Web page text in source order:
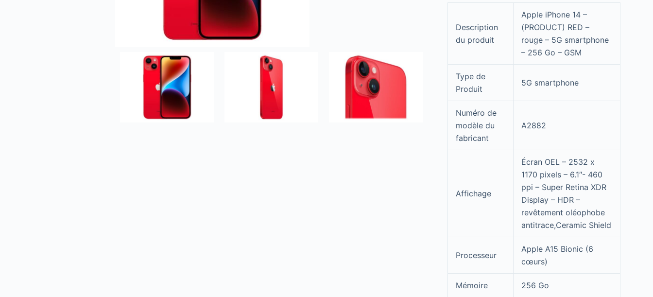
Description
du produit
Apple iPhone 14 –
(PRODUCT) RED –
rouge – 5G smartphone
– 256 Go – GSM
Type de
Produit
5G smartphone
Numéro de
modèle du
fabricant
A2882
Affichage
Écran OEL – 2532 x
1170 pixels – 6.1″- 460
ppi – Super Retina XDR
Display – HDR –
revêtement oléophobe
antitrace,Ceramic Shield
Processeur
Apple A15 Bionic (6
cœurs)
Mémoire 256 Go